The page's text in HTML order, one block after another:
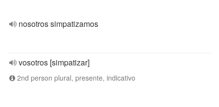
nosotros simpatizamos
vosotros [simpatizar]
2nd person plural, presente, indicativo